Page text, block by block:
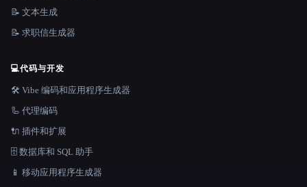
📝 文本生成
📝 求职信生成器
💻代码与开发
🛠️ Vibe 编码和应用程序生成器
🦾 代理编码
🔌 插件和扩展
🗄️ 数据库和 SQL 助手
📱 移动应用程序生成器